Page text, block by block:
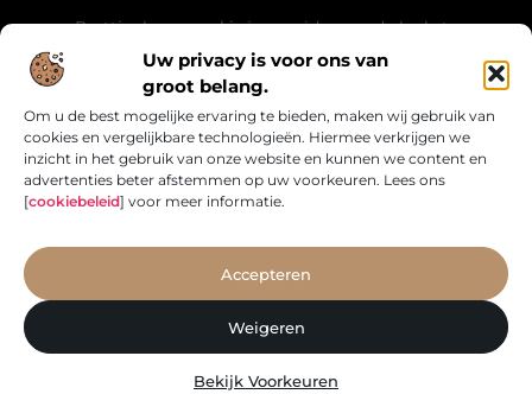
Uw privacy is voor ons van
groot belang.
Om u de best mogelijke ervaring te bieden, maken wij gebruik van
cookies en vergelijkbare technologieën. Hiermee verkrijgen we
inzicht in het gebruik van onze website en kunnen we content en
advertenties beter afstemmen op uw voorkeuren. Lees ons
[cookiebeleid] voor meer informatie.
Accepteren
Weigeren
Bekijk Voorkeuren
Prettigshoppen.nl is jouw gids naar de leukste
winkels, originele cadeaus en verborgen pareltjes.
Een inspirerende blog vol tips, trends en verhalen die
winkelen bijzonder maken – online én offline.
Onze informatie
Bericht categorie
Website index Cookiebeleid (EU)